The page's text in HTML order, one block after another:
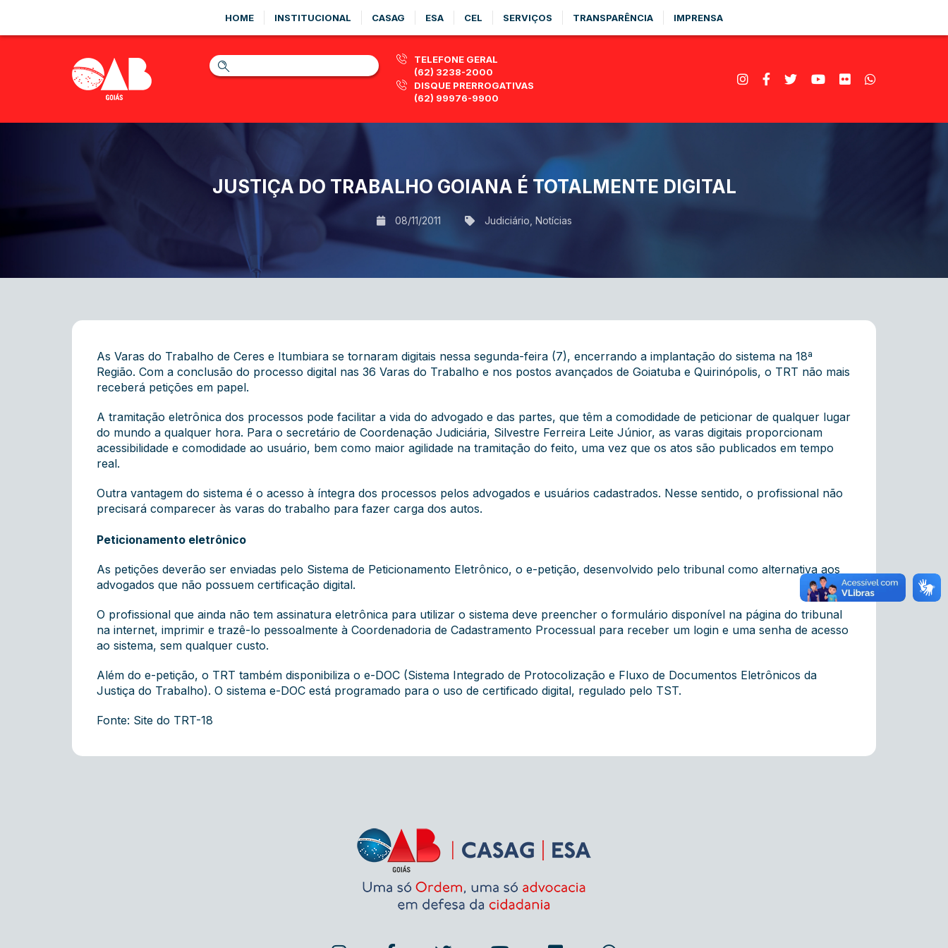
HOME INSTITUCIONAL CASAG ESA CEL SERVIÇOS TRANSPARÊNCIA IMPRENSA
TELEFONE GERAL
(62) 3238-2000
DISQUE PRERROGATIVAS
(62) 99976-9900
JUSTIÇA DO TRABALHO GOIANA É TOTALMENTE DIGITAL
08/11/2011 Judiciário Notícias
As Varas do Trabalho de Ceres e Itumbiara se tornaram digitais nessa segunda-feira (7), encerrando a implantação do sistema na 18ª
Região. Com a conclusão do processo digital nas 36 Varas do Trabalho e nos postos avançados de Goiatuba e Quirinópolis, o TRT não mais
receberá petições em papel.
A tramitação eletrônica dos processos pode facilitar a vida do advogado e das partes, que têm a comodidade de peticionar de qualquer lugar
do mundo a qualquer hora. Para o secretário de Coordenação Judiciária, Silvestre Ferreira Leite Júnior, as varas digitais proporcionam
acessibilidade e comodidade ao usuário, bem como maior agilidade na tramitação do feito, uma vez que os atos são publicados em tempo
real.
Outra vantagem do sistema é o acesso à íntegra dos processos pelos advogados e usuários cadastrados. Nesse sentido, o profissional não
precisará comparecer às varas do trabalho para fazer carga dos autos.
Peticionamento eletrônico
As petições deverão ser enviadas pelo Sistema de Peticionamento Eletrônico, o e-petição, desenvolvido pelo tribunal como alternativa aos
advogados que não possuem certificação digital.
O profissional que ainda não tem assinatura eletrônica para utilizar o sistema deve preencher o formulário disponível na página do tribunal
na internet, imprimir e trazê-lo pessoalmente à Coordenadoria de Cadastramento Processual para receber um login e uma senha de acesso
ao sistema, sem qualquer custo.
Além do e-petição, o TRT também disponibiliza o e-DOC (Sistema Integrado de Protocolização e Fluxo de Documentos Eletrônicos da
Justiça do Trabalho). O sistema e-DOC está programado para o uso de certificado digital, regulado pelo TST.
Fonte: Site do TRT-18